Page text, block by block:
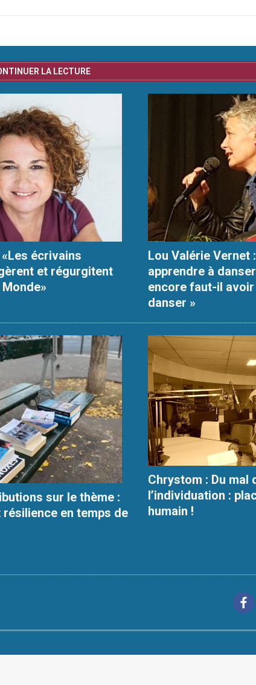
LA LECTURE
écrivains
et régurgitent
Lou Valérie Vernet
apprendre à
encore faut-il
danser »
sur le thème :
en temps de
Chrystom : Du mal
l’individuation :
humain !